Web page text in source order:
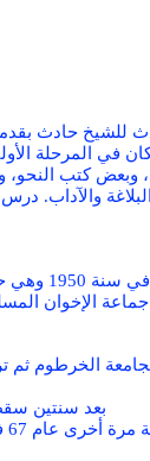
حادث بقدمه
في المرحلة
وبعض كتب النحو،
والآداب.
قبل
الإخوان
بعد سنتين
في عام 69 لكنه لم يحصل على الشهادة إلا عام 70 بعد أن ابتعثته الجامعة إلى بريطانيا مرة أخرى.